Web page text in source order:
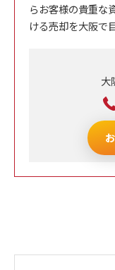
らお客様の貴重な
ける売却を大阪で
大